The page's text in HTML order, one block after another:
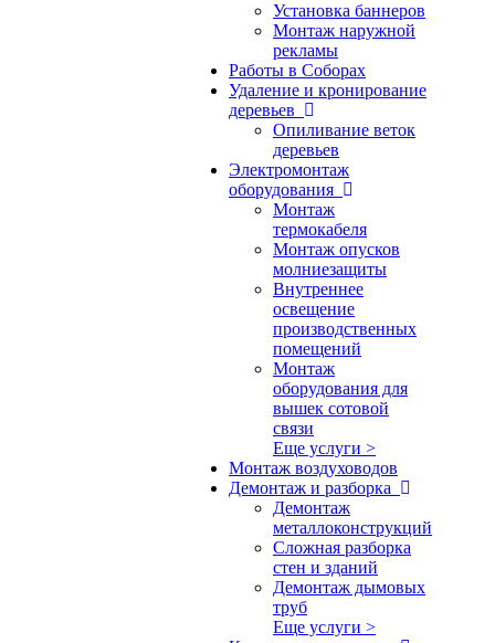
Установка баннеров
Монтаж наружной
рекламы
Работы в Соборах
Удаление и кронирование
деревьев
Опиливание веток
деревьев
Электромонтаж
оборудования
Монтаж
термокабеля
Монтаж опусков
молниезащиты
Внутреннее
освещение
производственных
помещений
Монтаж
оборудования для
вышек сотовой
связи
Еще услуги >
Монтаж воздуховодов
Демонтаж и разборка
Демонтаж
металлоконструкций
Сложная разборка
стен и зданий
Демонтаж дымовых
труб
Еще услуги >